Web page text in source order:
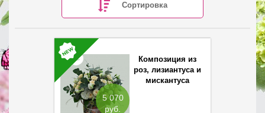
Сортировка
5 070
руб.
Композиция из
роз, лизиантуса и
мискантуса